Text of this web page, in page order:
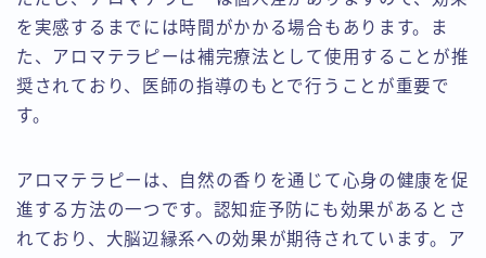
を実感するまでには時間がかかる場合もあります。ま
た、アロマテラピーは補完療法として使用することが推
奨されており、医師の指導のもとで行うことが重要で
す。
アロマテラピーは、自然の香りを通じて心身の健康を促
進する方法の一つです。認知症予防にも効果があるとさ
れており、大脳辺縁系への効果が期待されています。ア